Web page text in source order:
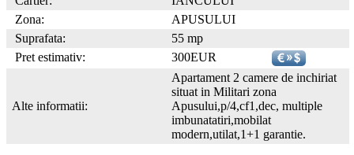
Zona:
APUSULUI
Suprafata:
55 mp
Pret estimativ:
300EUR
Alte informatii:
Apartament 2 camere de inchiriat
situat in Militari zona
Apusului,p/4,cf1,dec, multiple
imbunatatiri,mobilat
modern,utilat,1+1 garantie.